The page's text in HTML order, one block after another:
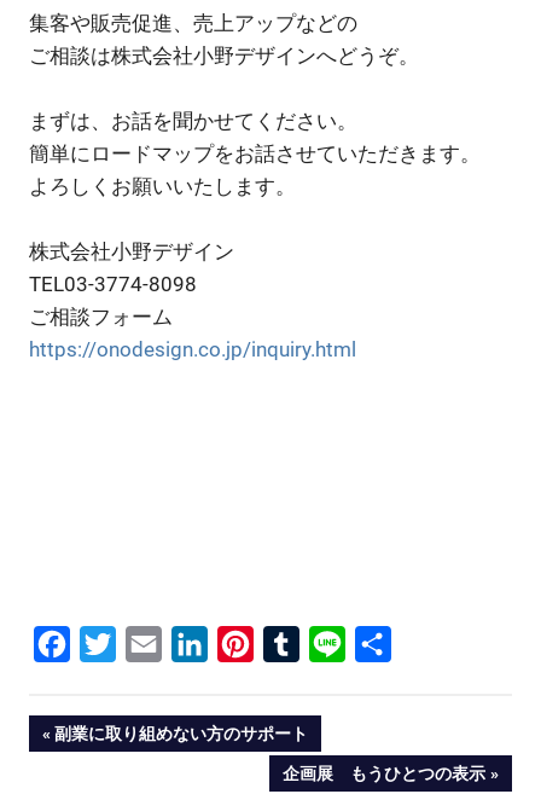
集客や販売促進、売上アップなどの
ご相談は株式会社小野デザインへどうぞ。
まずは、お話を聞かせてください。
簡単にロードマップをお話させていただきます。
よろしくお願いいたします。
株式会社小野デザイン
TEL03-3774-8098
ご相談フォーム
https://onodesign.co.jp/inquiry.html
Facebook
Twitter Email LinkedInPinterestTumblr Line
投PREVIOUS
副業に取り組めない方のサポート
NEXT
企画展 もうひとつの表示